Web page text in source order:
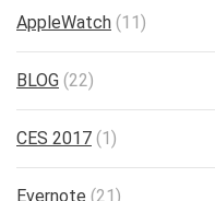
AppleWatch (11)
BLOG (22)
CES 2017 (1)
Evernote (21)